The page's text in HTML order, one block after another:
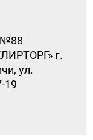
№88
г.
ул.
19